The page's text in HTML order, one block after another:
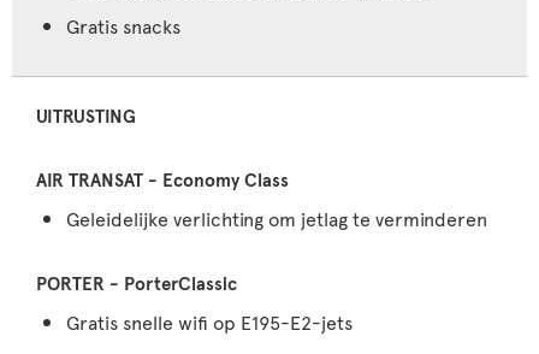
Gratis snacks
UITRUSTING
Geleidelijke verlichting om jetlag te verminderen
Gratis snelle wifi op E195-E2-jets